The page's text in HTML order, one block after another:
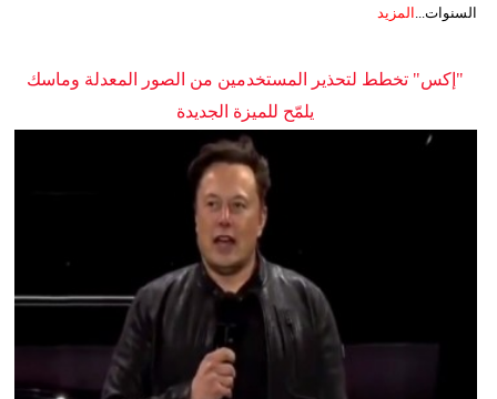
السنوات... المزيد
"إكس" تخطط لتحذير المستخدمين من الصور المعدلة وماسك
يلمّح للميزة الجديدة